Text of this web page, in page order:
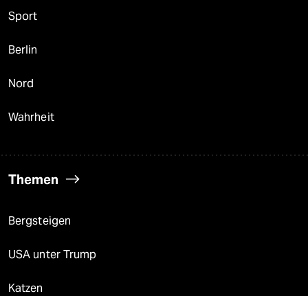
Sport
Berlin
Nord
Wahrheit
Themen
Bergsteigen
USA unter Trump
Katzen